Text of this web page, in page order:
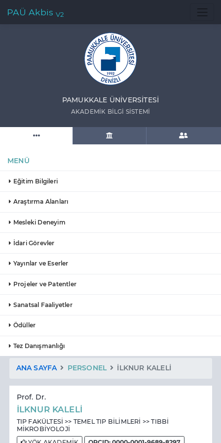
PAÜ Akbis V2
PAMUKKALE ÜNIVERSITESI
AKADEMIK BILGI SISTEMI
MENÜ
Eğitim Bilgileri
Araştırma Alanları
Mesleki Deneyim
İdari Görevler
Yayınlar ve Eserler
Projeler ve Patentler
Sanatsal Faaliyetler
Ödüller
Tez Danışmanlığı
ANA SAYFA PERSONEL İLKNUR KALELİ
Prof. Dr.
İLKNUR KALELİ
TIP FAKÜLTESİ >> TEMEL TIP BİLİMLERİ >> TIBBİ
MİKROBİYOLOJİ